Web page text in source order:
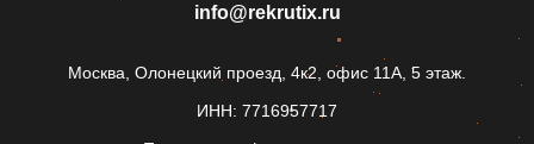
info@rekrutix.ru
Москва, Олонецкий проезд, 4к2, офис 11А, 5 этаж.
ИНН: 7716957717